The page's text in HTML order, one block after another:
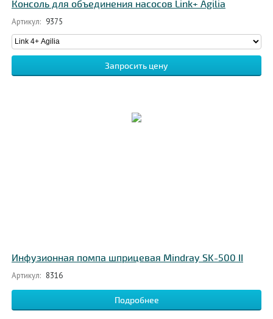
Консоль для объединения насосов Link+ Agilia
Артикул: 9375
Запросить цену
Инфузионная помпа шприцевая Mindray SK-500 II
Артикул: 8316
Подробнее